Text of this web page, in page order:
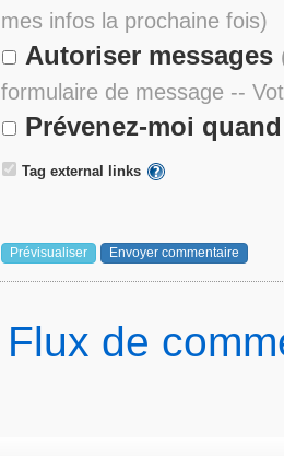
mes infos la prochaine fois)
Autoriser messages
formulaire de message --
Prévenez-moi
Tag external links
Flux de